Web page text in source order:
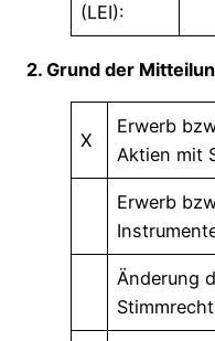
(LEI):
2. Grund der
X
Erwerb
Aktien mit
Erwerb
Änderung